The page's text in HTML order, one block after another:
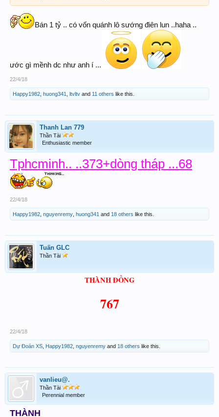
Bán 1 tỷ .. có vốn quánh lô sướng điên lun ..haha ..
ước gì mềnh dc như anh í ...
22/4/18
Happy1982 huong341 ltvltv and 11 others like this.
Thanh Lan 779
Thần Tài
Enthusiastic member
Tphcminh.. ..373+dòng tháp ...68
22/4/18
Happy1982 nguyenremy huong341 and 18 others like this.
Tuấn GLC
Thần Tài
THÀNH ĐỒNG
767
22/4/18
Dự Đoán XS Happy1982 nguyenremy and 18 others like this.
vanlieu@.
Thần Tài
Perennial member
THÀNH